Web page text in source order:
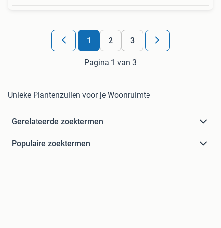
1 2 3
Pagina 1 van 3
Unieke Plantenzuilen voor je Woonruimte
Gerelateerde zoektermen
Populaire zoektermen